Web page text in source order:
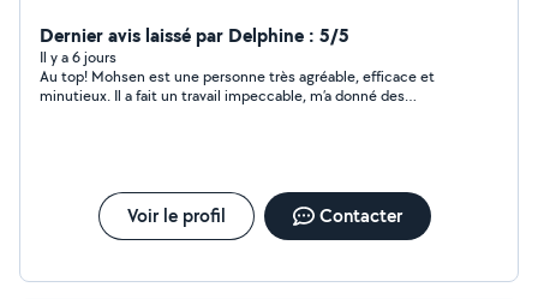
Dernier avis laissé par Delphine : 5/5
Il y a 6 jours
Au top! Mohsen est une personne très agréable, efficace et
minutieux. Il a fait un travail impeccable, m’a donné des
Voir le profil Contacter